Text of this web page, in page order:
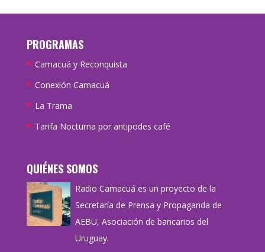
PROGRAMAS
Camacuá y Reconquista
Conexión Camacuá
La Trama
Tarifa Nocturna por antipodes café
QUIÉNES SOMOS
Radio Camacuá es un proyecto de la
Secretaría de Prensa y Propaganda de
AEBU, Asociación de bancarios del
Uruguay.